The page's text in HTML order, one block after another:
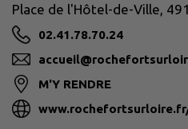
Place de l'Hôtel-de-Ville,
02.41.78.70.24
M'Y RENDRE